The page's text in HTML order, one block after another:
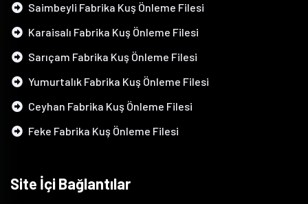
Saimbeyli Fabrika Kuş Önleme Filesi
Karaisalı Fabrika Kuş Önleme Filesi
Sarıçam Fabrika Kuş Önleme Filesi
Yumurtalık Fabrika Kuş Önleme Filesi
Ceyhan Fabrika Kuş Önleme Filesi
Feke Fabrika Kuş Önleme Filesi
Site İçi Bağlantılar